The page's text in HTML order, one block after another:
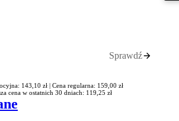
Sprawdź
143,10 zł | Cena regularna: 159,00 zł
cena w ostatnich 30 dniach: 119,25 zł